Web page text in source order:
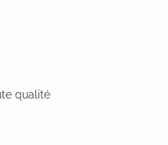
qualité